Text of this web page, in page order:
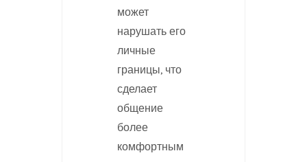
может
нарушать его
личные
границы, что
сделает
общение
более
комфортным